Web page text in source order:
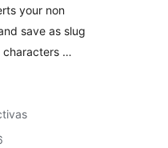
your non
save as slug
characters …